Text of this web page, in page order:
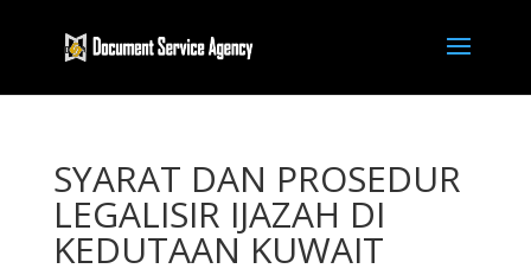
SYARAT DAN PROSEDUR
LEGALISIR IJAZAH DI
KEDUTAAN KUWAIT